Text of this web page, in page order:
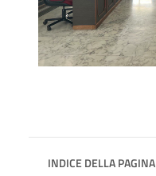
INDICE DELLA PAGINA